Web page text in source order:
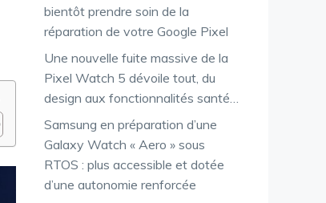
bientôt prendre soin de la
réparation de votre Google Pixel
Une nouvelle fuite massive de la
Pixel Watch 5 dévoile tout, du
design aux fonctionnalités santé…
Samsung en préparation d’une
Galaxy Watch « Aero » sous
RTOS : plus accessible et dotée
d’une autonomie renforcée